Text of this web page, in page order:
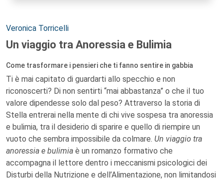
Autori:
Veronica Torricelli
Un viaggio tra Anoressia e Bulimia
Come trasformare i pensieri che ti fanno sentire in gabbia
Ti è mai capitato di guardarti allo specchio e non
riconoscerti? Di non sentirti “mai abbastanza” o che il tuo
valore dipendesse solo dal peso? Attraverso la storia di
Stella entrerai nella mente di chi vive sospesa tra anoressia
e bulimia, tra il desiderio di sparire e quello di riempire un
vuoto che sembra impossibile da colmare. Un viaggio tra
anoressia e bulimia è un romanzo formativo che
accompagna il lettore dentro i meccanismi psicologici dei
Disturbi della Nutrizione e dell’Alimentazione, non limitandosi